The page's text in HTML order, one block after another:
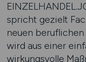
spricht gezielt
neuen
wird aus einer
wirkungsvolle